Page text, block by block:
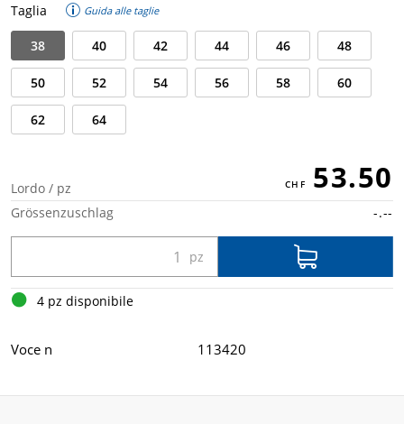
Taglia Guida alle taglie
38 40 42 44 46 48
50 52 54 56 58 60
62 64
Lordo / pz 53.50
Grössenzuschlag -.--
4 pz disponibile
Voce n 113420